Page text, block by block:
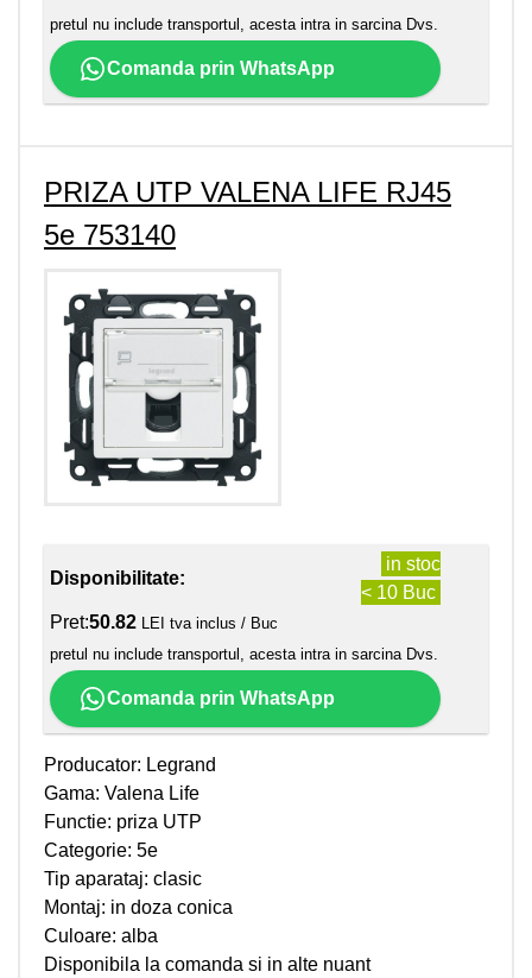
pretul nu include transportul, acesta intra in sarcina Dvs.
Comanda prin WhatsApp
PRIZA UTP VALENA LIFE RJ45
5e 753140
Disponibilitate:
in stoc
< 10 Buc
Pret:50.82 LEI tva inclus / Buc
pretul nu include transportul, acesta intra in sarcina Dvs.
Comanda prin WhatsApp
Producator: Legrand
Gama: Valena Life
Functie: priza UTP
Categorie: 5e
Tip aparataj: clasic
Montaj: in doza conica
Culoare: alba
Disponibila la comanda si in alte nuant